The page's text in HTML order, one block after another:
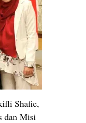
Shafie,
dan Misi